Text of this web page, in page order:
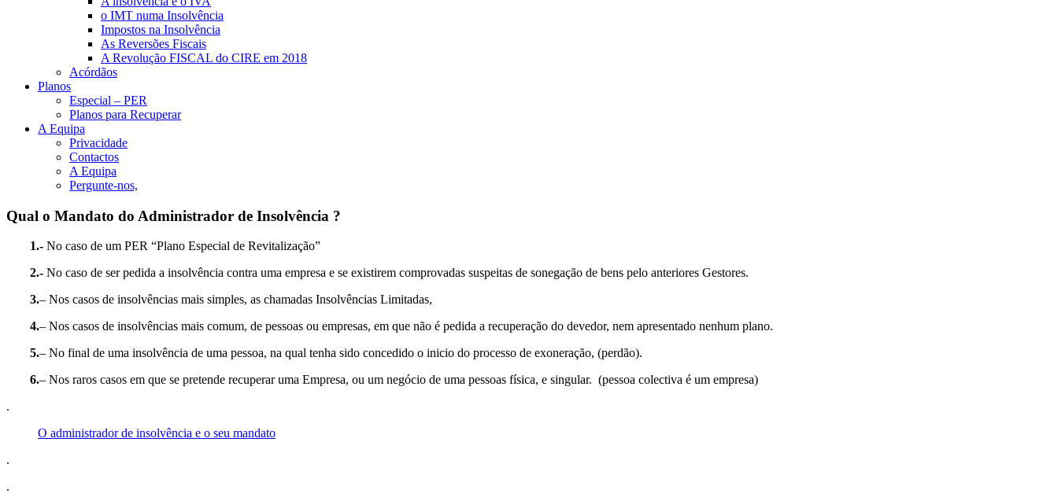
o IMT numa Insolvência
Impostos na Insolvência
As Reversões Fiscais
A Revolução FISCAL do CIRE em 2018
Acórdãos
Planos
Especial – PER
Planos para Recuperar
A Equipa
Privacidade
Contactos
A Equipa
Pergunte-nos,
Qual o Mandato do Administrador de Insolvência ?
1.- No caso de um PER “Plano Especial de Revitalização”
2.- No caso de ser pedida a insolvência contra uma empresa e se existirem comprovadas suspeitas de sonegação de bens pelo anteriores Gestores.
3.– Nos casos de insolvências mais simples, as chamadas Insolvências Limitadas,
4.– Nos casos de insolvências mais comum, de pessoas ou empresas, em que não é pedida a recuperação do devedor, nem apresentado nenhum plano.
5.– No final de uma insolvência de uma pessoa, na qual tenha sido concedido o inicio do processo de exoneração, (perdão).
6.– Nos raros casos em que se pretende recuperar uma Empresa, ou um negócio de uma pessoas física, e singular. (pessoa colectiva é um empresa)
.
O administrador de insolvência e o seu mandato
.
.